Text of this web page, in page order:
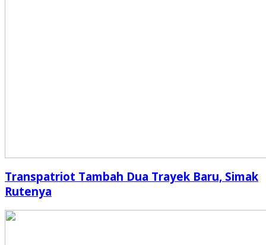
Transpatriot Tambah Dua Trayek Baru, Simak
Rutenya